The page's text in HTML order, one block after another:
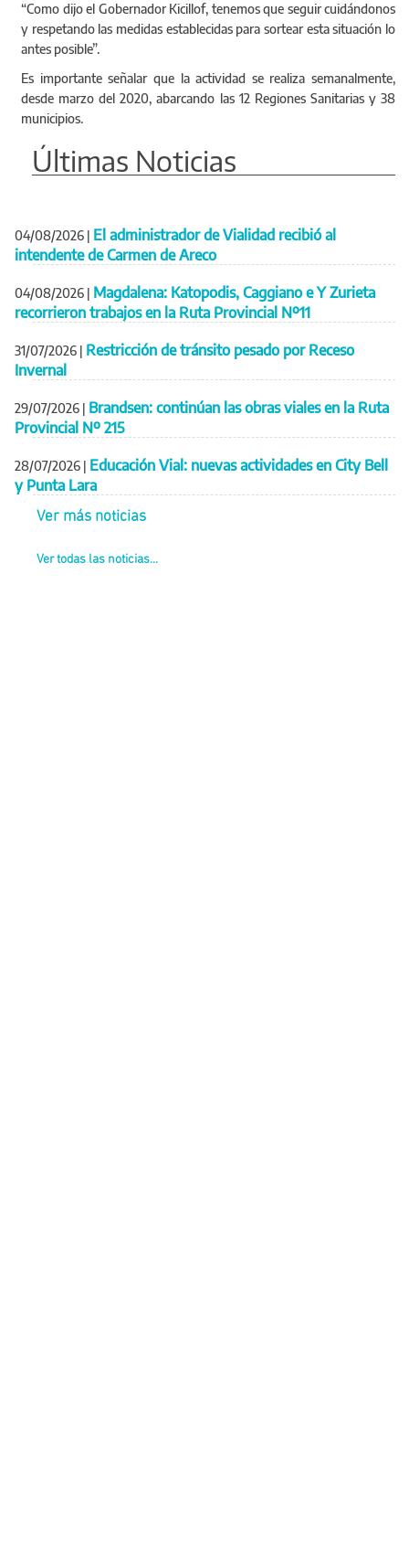
“Como dijo el Gobernador Kicillof, tenemos que seguir cuidándonos
y respetando las medidas establecidas para sortear esta situación lo
antes posible”.
Es importante señalar que la actividad se realiza semanalmente,
desde marzo del 2020, abarcando las 12 Regiones Sanitarias y 38
municipios.
Últimas Noticias
04/08/2026 | El administrador de Vialidad recibió al
intendente de Carmen de Areco
04/08/2026 | Magdalena: Katopodis, Caggiano e Y Zurieta
recorrieron trabajos en la Ruta Provincial Nº11
31/07/2026 | Restricción de tránsito pesado por Receso
Invernal
29/07/2026 | Brandsen: continúan las obras viales en la Ruta
Provincial Nº 215
28/07/2026 | Educación Vial: nuevas actividades en City Bell
y Punta Lara
Ver más noticias
Ver todas las noticias...